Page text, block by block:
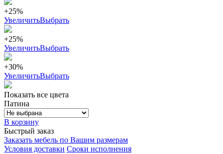
+25%
УвеличитьВыбрать
+25%
УвеличитьВыбрать
+30%
УвеличитьВыбрать
Показать все цвета
Патина
В корзину
Быстрый заказ
Заказать мебель по Вашим размерам
Условия доставки Сроки исполнения